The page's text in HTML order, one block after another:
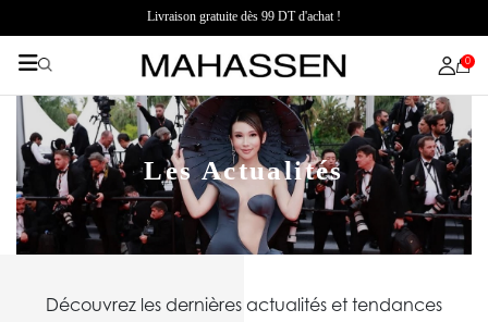
Livraison gratuite dès 99 DT d'achat !
0
Les Actualités
Découvrez les dernières actualités et tendances